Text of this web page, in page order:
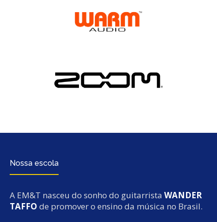
Nossa escola
A EM&T nasceu do sonho do guitarristaWANDER
TAFFO de promover o ensino da música no Brasil.